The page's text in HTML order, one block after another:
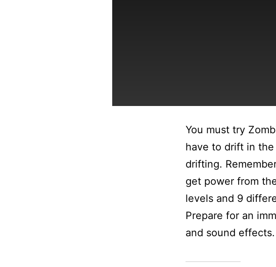
You must try
have to drift in
drifting.
get power from
levels and 9
Prepare for an
and sound effects.